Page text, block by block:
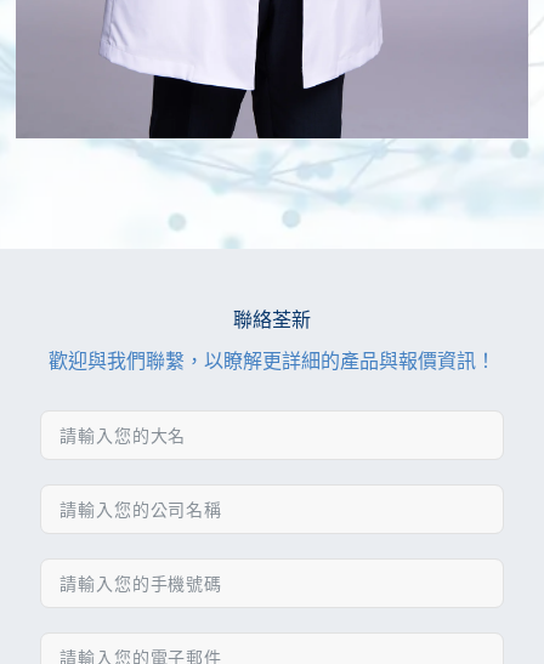
聯絡荃新
歡迎與我們聯繫，以瞭解更詳細的產品與報價資訊！